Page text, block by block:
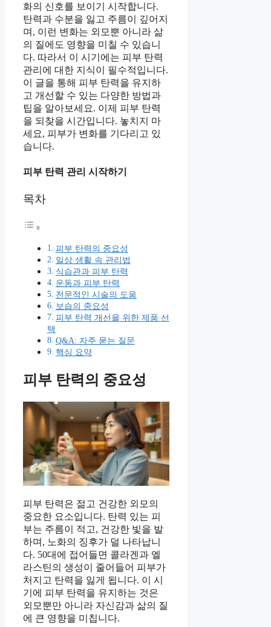
화의 신호를 보이기 시작합니다.
탄력과 수분을 잃고 주름이 깊어지
며, 이런 변화는 외모뿐 아니라 삶
의 질에도 영향을 미칠 수 있습니
다. 따라서 이 시기에는 피부 탄력
관리에 대한 지식이 필수적입니다.
이 글을 통해 피부 탄력을 유지하
고 개선할 수 있는 다양한 방법과
팁을 알아보세요. 이제 피부 탄력
을 되찾을 시간입니다. 놓치지 마
세요, 피부가 변화를 기다리고 있
습니다.
피부 탄력 관리 시작하기
목차
피부 탄력의 중요성
일상 생활 속 관리법
식습관과 피부 탄력
운동과 피부 탄력
전문적인 시술의 도움
보습의 중요성
피부 탄력 개선을 위한 제품 선
택
Q&A: 자주 묻는 질문
핵심 요약
피부 탄력의 중요성
피부 탄력은 젊고 건강한 외모의
중요한 요소입니다. 탄력 있는 피
부는 주름이 적고, 건강한 빛을 발
하며, 노화의 징후가 덜 나타납니
다. 50대에 접어들면 콜라겐과 엘
라스틴의 생성이 줄어들어 피부가
처지고 탄력을 잃게 됩니다. 이 시
기에 피부 탄력을 유지하는 것은
외모뿐만 아니라 자신감과 삶의 질
에 큰 영향을 미칩니다.